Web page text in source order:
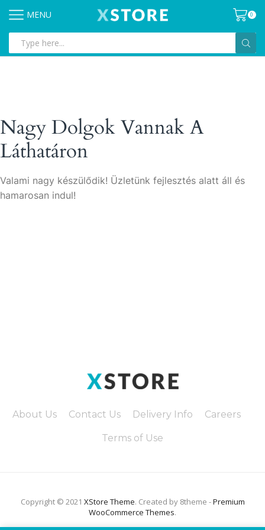
MENU 0
input
Nagy Dolgok Vannak A
Láthatáron
Valami nagy készülődik! Üzletünk fejlesztés alatt áll és
hamarosan indul!
About Us Contact Us Delivery Info Careers
Terms of Use
Copyright © 2021 XStore Theme. Created by 8theme -Premium
WooCommerce Themes.